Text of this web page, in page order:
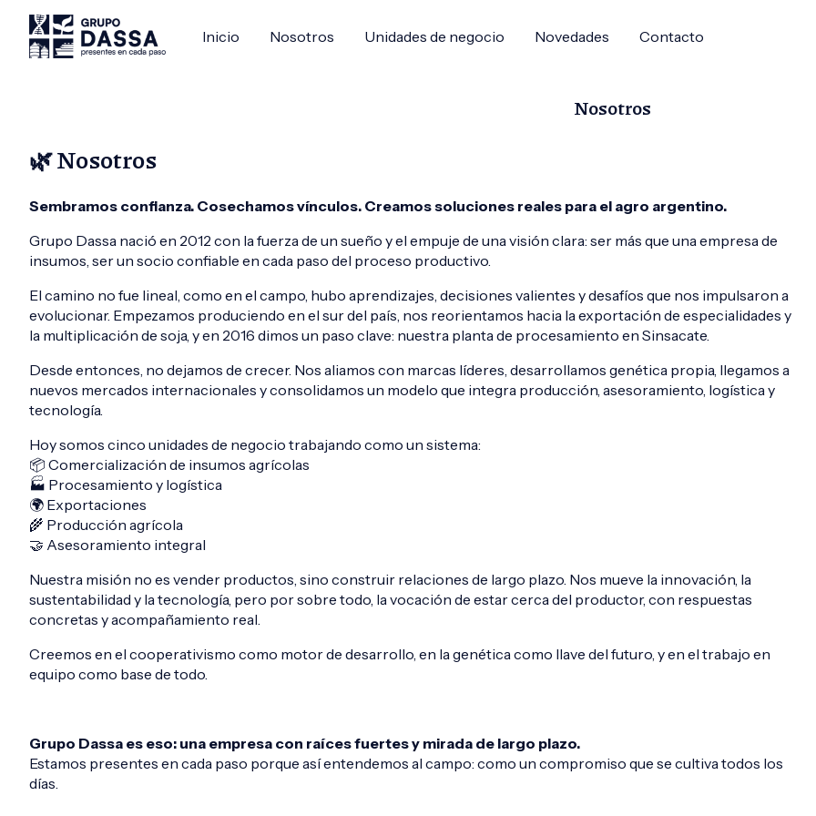
Inicio Nosotros Unidades de negocio Novedades Contacto
Nosotros
🌿 Nosotros
Sembramos confianza. Cosechamos vínculos. Creamos soluciones reales para el agro argentino.
Grupo Dassa nació en 2012 con la fuerza de un sueño y el empuje de una visión clara: ser más que una empresa de
insumos, ser un socio confiable en cada paso del proceso productivo.
El camino no fue lineal, como en el campo, hubo aprendizajes, decisiones valientes y desafíos que nos impulsaron a
evolucionar. Empezamos produciendo en el sur del país, nos reorientamos hacia la exportación de especialidades y
la multiplicación de soja, y en 2016 dimos un paso clave: nuestra planta de procesamiento en Sinsacate.
Desde entonces, no dejamos de crecer. Nos aliamos con marcas líderes, desarrollamos genética propia, llegamos a
nuevos mercados internacionales y consolidamos un modelo que integra producción, asesoramiento, logística y
tecnología.
Hoy somos cinco unidades de negocio trabajando como un sistema:
📦 Comercialización de insumos agrícolas
🏭 Procesamiento y logística
🌍 Exportaciones
🌾 Producción agrícola
🤝 Asesoramiento integral
Nuestra misión no es vender productos, sino construir relaciones de largo plazo. Nos mueve la innovación, la
sustentabilidad y la tecnología, pero por sobre todo, la vocación de estar cerca del productor, con respuestas
concretas y acompañamiento real.
Creemos en el cooperativismo como motor de desarrollo, en la genética como llave del futuro, y en el trabajo en
equipo como base de todo.
Grupo Dassa es eso: una empresa con raíces fuertes y mirada de largo plazo.
Estamos presentes en cada paso porque así entendemos al campo: como un compromiso que se cultiva todos los
días.